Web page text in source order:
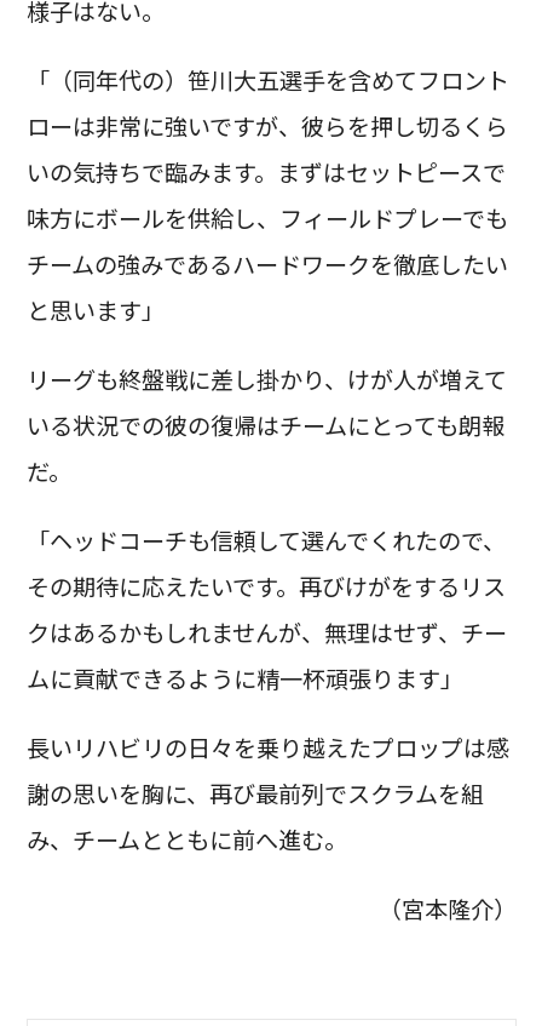
様子はない。
「（同年代の）笹川大五選手を含めてフロント
ローは非常に強いですが、彼らを押し切るくら
いの気持ちで臨みます。まずはセットピースで
味方にボールを供給し、フィールドプレーでも
チームの強みであるハードワークを徹底したい
と思います」
リーグも終盤戦に差し掛かり、けが人が増えて
いる状況での彼の復帰はチームにとっても朗報
だ。
「ヘッドコーチも信頼して選んでくれたので、
その期待に応えたいです。再びけがをするリス
クはあるかもしれませんが、無理はせず、チー
ムに貢献できるように精一杯頑張ります」
長いリハビリの日々を乗り越えたプロップは感
謝の思いを胸に、再び最前列でスクラムを組
み、チームとともに前へ進む。
（宮本隆介）